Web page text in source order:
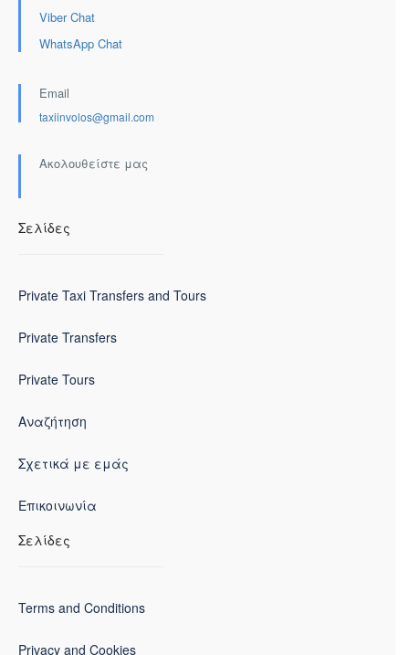
Viber Chat
WhatsApp Chat
Email
taxiinvolos@gmail.com
Ακολουθείστε μας
Σελίδες
Private Taxi Transfers and Tours
Private Transfers
Private Tours
Αναζήτηση
Σχετικά με εμάς
Επικοινωνία
Σελίδες
Terms and Conditions
Privacy and Cookies